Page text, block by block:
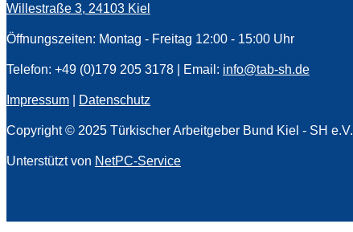
Willestraße 3, 24103 Kiel
Öffnungszeiten: Montag - Freitag 12:00 - 15:00 Uhr
Telefon: +49 (0)179 205 3178 | Email: info@tab-sh.de
Impressum Datenschutz
Copyright © 2025 Türkischer Arbeitgeber Bund Kiel - SH e.V.
Unterstützt von NetPC-Service